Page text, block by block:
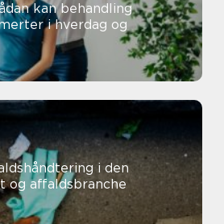
kan behandling
i hverdag og
i den
og affaldsbranche